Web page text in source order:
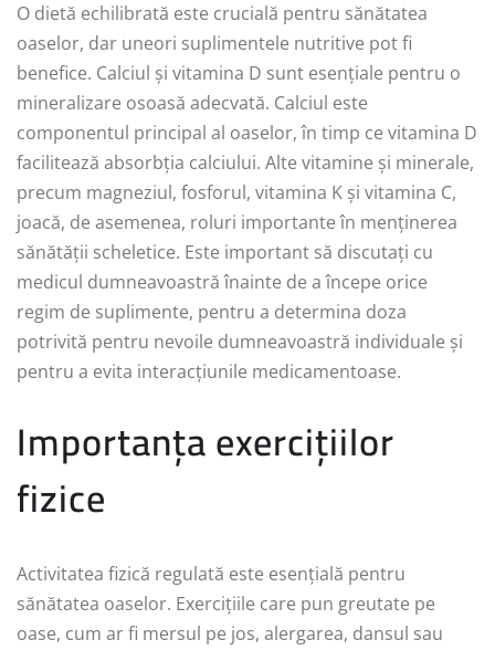
O dietă echilibrată este crucială pentru sănătatea
oaselor, dar uneori suplimentele nutritive pot fi
benefice. Calciul și vitamina D sunt esențiale pentru o
mineralizare osoasă adecvată. Calciul este
componentul principal al oaselor, în timp ce vitamina D
facilitează absorbția calciului. Alte vitamine și minerale,
precum magneziul, fosforul, vitamina K și vitamina C,
joacă, de asemenea, roluri importante în menținerea
sănătății scheletice. Este important să discutați cu
medicul dumneavoastră înainte de a începe orice
regim de suplimente, pentru a determina doza
potrivită pentru nevoile dumneavoastră individuale și
pentru a evita interacțiunile medicamentoase.
Importanța exercițiilor
fizice
Activitatea fizică regulată este esențială pentru
sănătatea oaselor. Exercițiile care pun greutate pe
oase, cum ar fi mersul pe jos, alergarea, dansul sau